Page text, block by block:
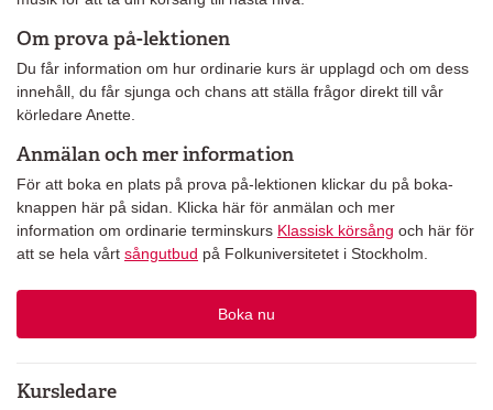
Om prova på-lektionen
Du får information om hur ordinarie kurs är upplagd och om dess
innehåll, du får sjunga och chans att ställa frågor direkt till vår
körledare Anette.
Anmälan och mer information
För att boka en plats på prova på-lektionen klickar du på boka-
knappen här på sidan. Klicka här för anmälan och mer
information om ordinarie terminskurs Klassisk körsång och här för
att se hela vårt sångutbud på Folkuniversitetet i Stockholm.
Boka nu
Kursledare